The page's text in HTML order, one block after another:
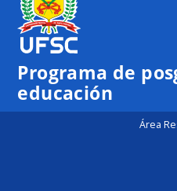
Programa de
educación
Área